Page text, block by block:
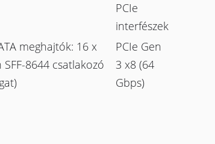
PCIe
interfészek
meghajtók: 16 x
8644 csatlakozó
PCIe Gen
3 x8 (64
Gbps)